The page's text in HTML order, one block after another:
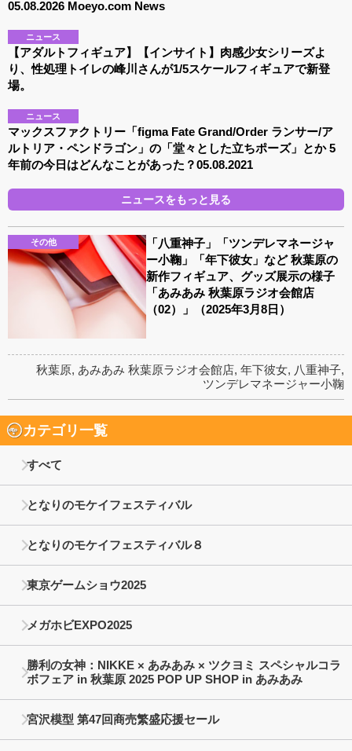
05.08.2026 Moeyo.com News
ニュース
【アダルトフィギュア】【インサイト】肉感少女シリーズよ
り、性処理トイレの峰川さんが1/5スケールフィギュアで新登
場。
ニュース
マックスファクトリー「figma Fate Grand/Order ランサー/ア
ルトリア・ペンドラゴン」の「堂々とした立ちポーズ」とか 5
年前の今日はどんなことがあった？05.08.2021
ニュースをもっと見る
その他
「八重神子」「ツンデレマネージャ
ー小鞠」「年下彼女」など 秋葉原の
新作フィギュア、グッズ展示の様子
「あみあみ 秋葉原ラジオ会館店
（02）」（2025年3月8日）
秋葉原, あみあみ 秋葉原ラジオ会館店, 年下彼女, 八重神子,
ツンデレマネージャー小鞠
カテゴリ一覧
すべて
となりのモケイフェスティバル
となりのモケイフェスティバル８
東京ゲームショウ2025
メガホビEXPO2025
勝利の女神：NIKKE × あみあみ × ツクヨミ スペシャルコラ
ボフェア in 秋葉原 2025 POP UP SHOP in あみあみ
宮沢模型 第47回商売繁盛応援セール